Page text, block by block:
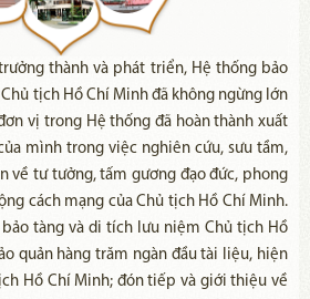
thành và phát triển, Hệ thống bảo
tịch Hồ Chí Minh đã không ngừng lớn
vị trong Hệ thống đã hoàn thành xuất
mình trong việc nghiên cứu, sưu tầm,
về tư tưởng, tấm gương đạo đức, phong
cách mạng của Chủ tịch Hồ Chí Minh.
bảo tàng và di tích lưu niệm Chủ tịch Hồ
quản hàng trăm ngàn đầu tài liệu, hiện
Hồ Chí Minh; đón tiếp và giới thiệu về